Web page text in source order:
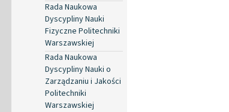
Rada Naukowa
Dyscypliny Nauki
Fizyczne Politechniki
Warszawskiej
Rada Naukowa
Dyscypliny Nauki o
Zarządzaniu i Jakości
Politechniki
Warszawskiej